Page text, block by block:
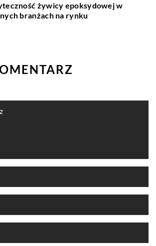
żywicy epoksydowej w
branżach na rynku